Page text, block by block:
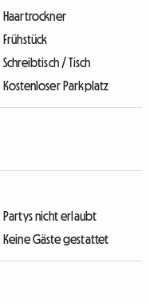
Haartrockner
Frühstück
Schreibtisch / Tisch
Kostenloser Parkplatz
Partys nicht erlaubt
Keine Gäste gestattet